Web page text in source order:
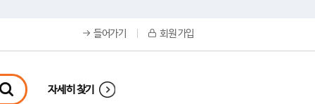
들어가기 회원 가입
자세히 찾기